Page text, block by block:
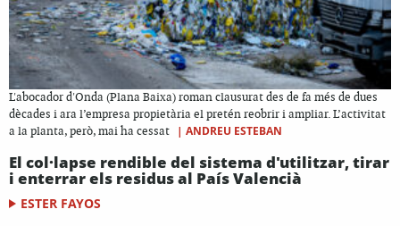
L'abocador d'Onda (Plana Baixa) roman clausurat des de fa més de dues
dècades i ara l’empresa propietària el pretén reobrir i ampliar. L’activitat
a la planta, però, mai ha cessat
| ANDREU ESTEBAN
El col·lapse rendible del sistema d'utilitzar, tirar
i enterrar els residus al País Valencià
ESTER FAYOS